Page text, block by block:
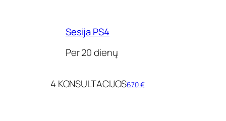
Sesija PS4
Per 20 dienų
4 KONSULTACIJOS670 €